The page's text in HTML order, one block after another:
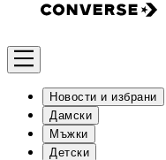
Новости и избрани
Дамски
Мъжки
Детски